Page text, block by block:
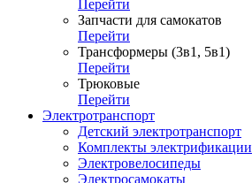
Перейти
Запчасти для самокатов
Перейти
Трансформеры (3в1, 5в1)
Перейти
Трюковые
Перейти
Электротранспорт
Детский электротранспорт
Комплекты электрификации
Электровелосипеды
Электросамокаты